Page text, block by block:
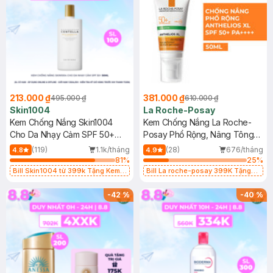
213.000 ₫495.000 ₫
Skin1004
Kem Chống Nắng Skin1004
Cho Da Nhạy Cảm SPF 50+
50ml
4.8 (119)
1.1k/tháng
81%
Bill Skin1004 từ 399k Tặng Kem
SPF 50+ 20ml (SL Có Hạn)
381.000 ₫610.000 ₫
La Roche-Posay
Kem Chống Nắng La Roche-
Posay Phổ Rộng, Nâng Tông
Kiềm Dầu 50ml
4.9 (28)
676/tháng
25%
Bill La roche-posay 399K Tặng
(SL có hạn)
-42% -40%